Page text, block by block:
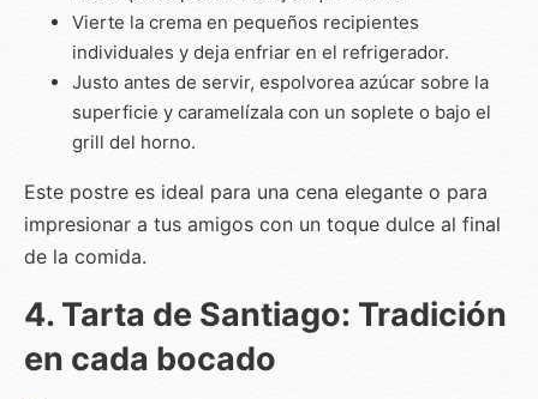
Vierte la crema en pequeños recipientes
individuales y deja enfriar en el refrigerador.
Justo antes de servir, espolvorea azúcar sobre la
superficie y caramelízala con un soplete o bajo el
grill del horno.
Este postre es ideal para una cena elegante o para
impresionar a tus amigos con un toque dulce al final
de la comida.
4. Tarta de Santiago: Tradición
en cada bocado